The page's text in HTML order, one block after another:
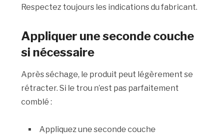
Respectez toujours les indications du fabricant.
Appliquer une seconde couche
si nécessaire
Après séchage, le produit peut légèrement se
rétracter. Si le trou n’est pas parfaitement
comblé :
Appliquez une seconde couche